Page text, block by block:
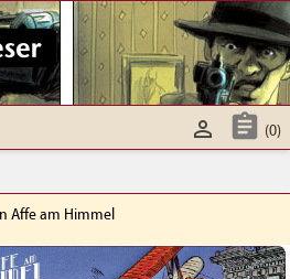
 (0)

Affe am Himmel